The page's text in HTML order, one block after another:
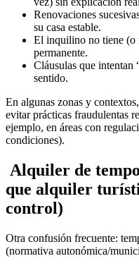
Renovaciones
su casa estable.
El inquilino no tiene (o
permanente.
Cláusulas que intentan
sentido.
En algunas zonas y
evitar prácticas fraudulentas
ejemplo, en áreas con
condiciones).
Alquiler de
que alquiler
control)
Otra confusión frecuente:
(normativa autonómica/